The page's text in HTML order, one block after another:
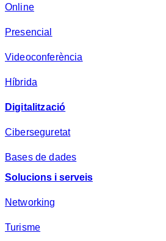
d
s
a
Online
Presencial
Videoconferència
Híbrida
Digitalització
Ciberseguretat
Bases de dades
Solucions i serveis
Networking
Turisme